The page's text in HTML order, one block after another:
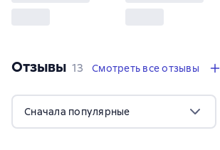
Отзывы 13 отзывов
13 Смотреть все отзывы
Сначала популярные